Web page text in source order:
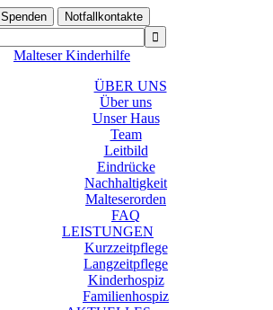
Spenden Notfallkontakte
Malteser Kinderhilfe
ÜBER UNS
Über uns
Unser Haus
Team
Leitbild
Eindrücke
Nachhaltigkeit
Malteserorden
FAQ
LEISTUNGEN
Kurzzeitpflege
Langzeitpflege
Kinderhospiz
Familienhospiz